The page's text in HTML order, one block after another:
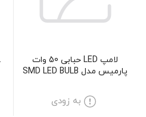
لامپ LED حبابی 50 وات
پارمیس مدل SMD LED BULB
به زودی